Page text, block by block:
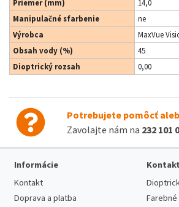
Priemer (mm)
14,0
Manipulačné sfarbenie
ne
Výrobca
MaxVue
Obsah vody (%)
45
Dioptrický rozsah
0,00
Potrebujete pomôcť
Zavolajte nám na 232 101
Informácie
Kontakt
Doprava a platba